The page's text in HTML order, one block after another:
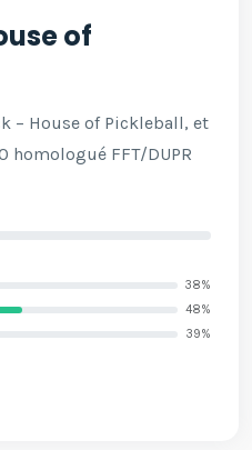
of
– House of Pickleball, et
homologué FFT/DUPR
38%
48%
39%